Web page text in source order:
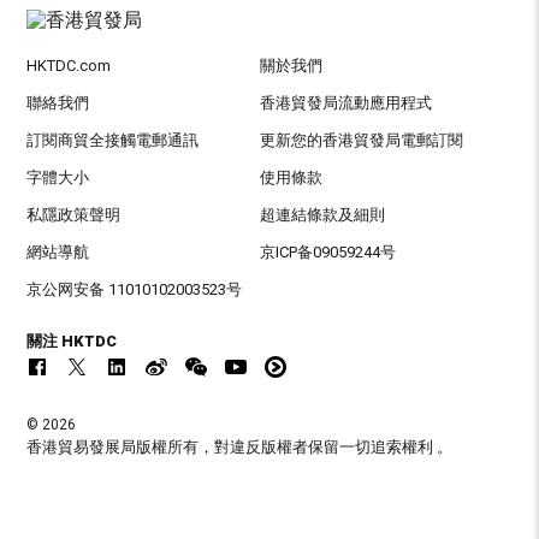
HKTDC.com 關於我們
聯絡我們 香港貿發局流動應用程式
訂閱商貿全接觸電郵通訊 更新您的香港貿發局電郵訂閱
字體大小 使用條款
私隱政策聲明 超連結條款及細則
網站導航 京ICP备09059244号
京公网安备 11010102003523号
關注 HKTDC
© 2026
香港貿易發展局版權所有，對違反版權者保留一切追索權利 。